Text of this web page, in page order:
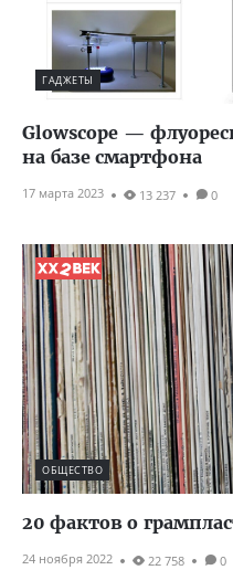
ГАДЖЕТЫ
Glowscope —
на базе смартфона
17 марта 2023 13 237 0
ОБЩЕСТВО
20 фактов о
24 ноября 2022 22 758 0